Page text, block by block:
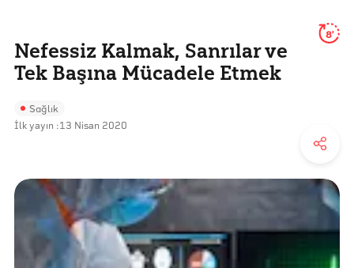
Nefessiz Kalmak, Sanrılar ve
Tek Başına Mücadele Etmek
8'
Sağlık
İlk yayın :13 Nisan 2020